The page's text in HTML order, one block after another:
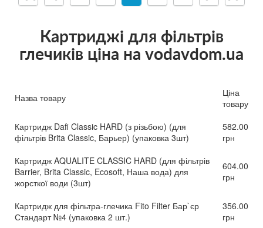
Картриджі для фільтрів
глечиків ціна на vodavdom.ua
Назва товару
Ціна
товару
Картридж Dafi Classic HARD (з різьбою) (для
фільтрів Brita Classic, Барьер) (упаковка 3шт)
582.00
грн
Картридж AQUALITE CLASSIC HARD (для фільтрів
Barrier, Brita Classic, Ecosoft, Наша вода) для
жорсткої води (3шт)
604.00
грн
Картридж для фільтра-глечика Fito Filter Бар`єр
Стандарт №4 (упаковка 2 шт.)
356.00
грн